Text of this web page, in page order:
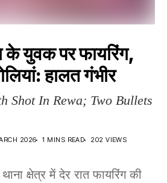
के युवक पर फायरिंग,
हालत गंभीर
Shot In Rewa; Two Bullets
2026 1 MINS READ 202 VIEWS
क्षेत्र में देर रात फायरिंग की